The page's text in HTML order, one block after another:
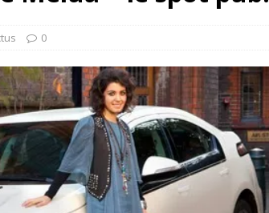
ACTUS
Honda dévoile un spot publicitaire… confiné!
0